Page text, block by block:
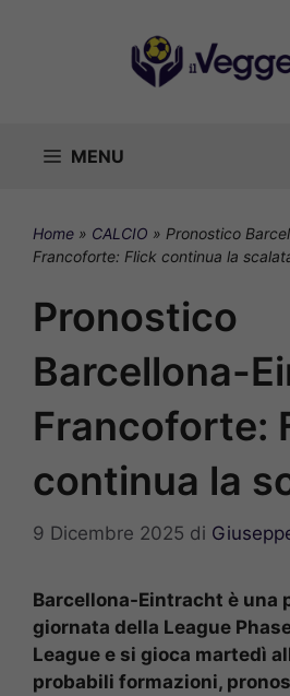
MENU
Home » CALCIO » Pronostico
Francoforte: Flick continua la
Pronostico
Barcellona-
Francoforte:
continua la
9 Dicembre 2025 di
Barcellona-Eintracht è una
giornata della League
League e si gioca martedì
probabili formazioni,